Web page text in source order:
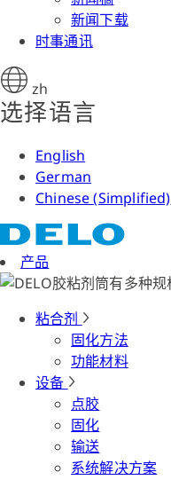
新闻下载
时事通讯
zh
选择语言
English
German
Chinese (Simplified)
产品
粘合剂
固化方法
功能材料
设备
点胶
固化
输送
系统解决方案